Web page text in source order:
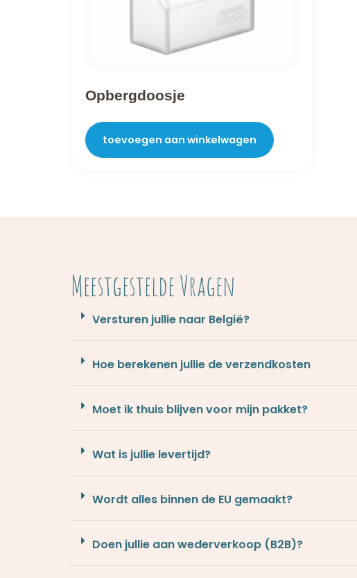
Opbergdoosje
toevoegen aan winkelwagen
Meestgestelde Vragen
Versturen jullie naar België?
Hoe berekenen jullie de verzendkosten
Moet ik thuis blijven voor mijn pakket?
Wat is jullie levertijd?
Wordt alles binnen de EU gemaakt?
Doen jullie aan wederverkoop (B2B)?